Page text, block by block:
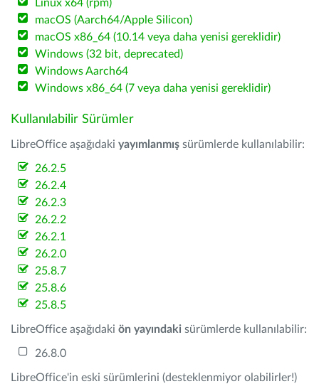
Linux x64 (rpm)
macOS (Aarch64/Apple Silicon)
macOS x86_64 (10.14 veya daha yenisi gereklidir)
Windows (32 bit, deprecated)
Windows Aarch64
Windows x86_64 (7 veya daha yenisi gereklidir)
Kullanılabilir Sürümler
LibreOffice aşağıdaki yayımlanmış sürümlerde kullanılabilir:
26.2.5
26.2.4
26.2.3
26.2.2
26.2.1
26.2.0
25.8.7
25.8.6
25.8.5
LibreOffice aşağıdaki ön yayındaki sürümlerde kullanılabilir:
26.8.0
LibreOffice'in eski sürümlerini (desteklenmiyor olabilirler!)